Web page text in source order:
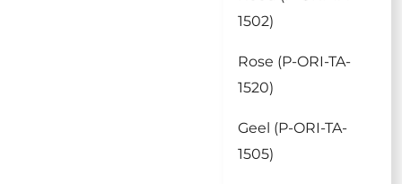
1502)
Rose (P-ORI-TA-
1520)
Geel (P-ORI-TA-
1505)